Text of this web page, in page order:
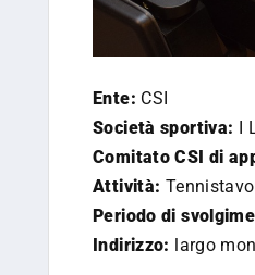
Ente: CSI
Società sportiva: I
Comitato CSI di
Attività:
Periodo di
Indirizzo: largo